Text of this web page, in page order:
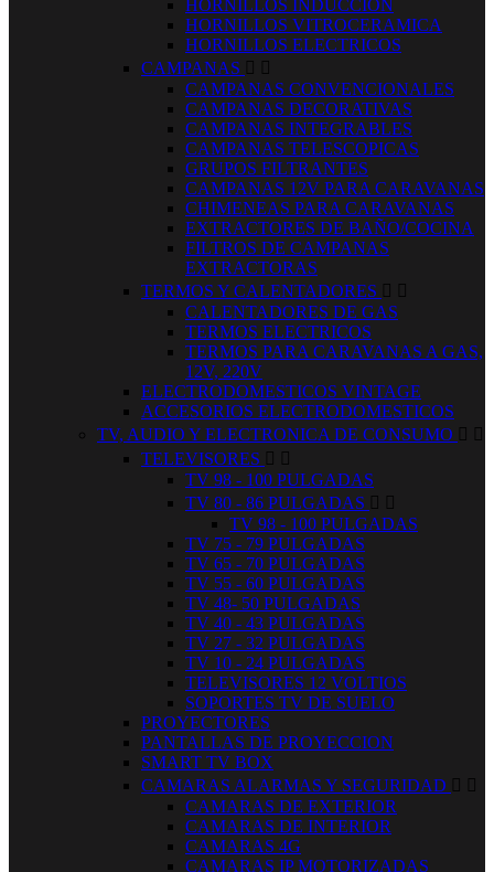
HORNILLOS INDUCCION
HORNILLOS VITROCERAMICA
HORNILLOS ELECTRICOS
CAMPANAS  
CAMPANAS CONVENCIONALES
CAMPANAS DECORATIVAS
CAMPANAS INTEGRABLES
CAMPANAS TELESCOPICAS
GRUPOS FILTRANTES
CAMPANAS 12V PARA CARAVANAS
CHIMENEAS PARA CARAVANAS
EXTRACTORES DE BAÑO/COCINA
FILTROS DE CAMPANAS
EXTRACTORAS
TERMOS Y CALENTADORES  
CALENTADORES DE GAS
TERMOS ELECTRICOS
TERMOS PARA CARAVANAS A GAS,
12V, 220V
ELECTRODOMESTICOS VINTAGE
ACCESORIOS ELECTRODOMESTICOS
TV, AUDIO Y ELECTRONICA DE CONSUMO  
TELEVISORES  
TV 98 - 100 PULGADAS
TV 80 - 86 PULGADAS  
TV 98 - 100 PULGADAS
TV 75 - 79 PULGADAS
TV 65 - 70 PULGADAS
TV 55 - 60 PULGADAS
TV 48- 50 PULGADAS
TV 40 - 43 PULGADAS
TV 27 - 32 PULGADAS
TV 10 - 24 PULGADAS
TELEVISORES 12 VOLTIOS
SOPORTES TV DE SUELO
PROYECTORES
PANTALLAS DE PROYECCION
SMART TV BOX
CAMARAS ALARMAS Y SEGURIDAD  
CAMARAS DE EXTERIOR
CAMARAS DE INTERIOR
CAMARAS 4G
CAMARAS IP MOTORIZADAS